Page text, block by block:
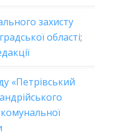
захисту
області;
«Петрівський